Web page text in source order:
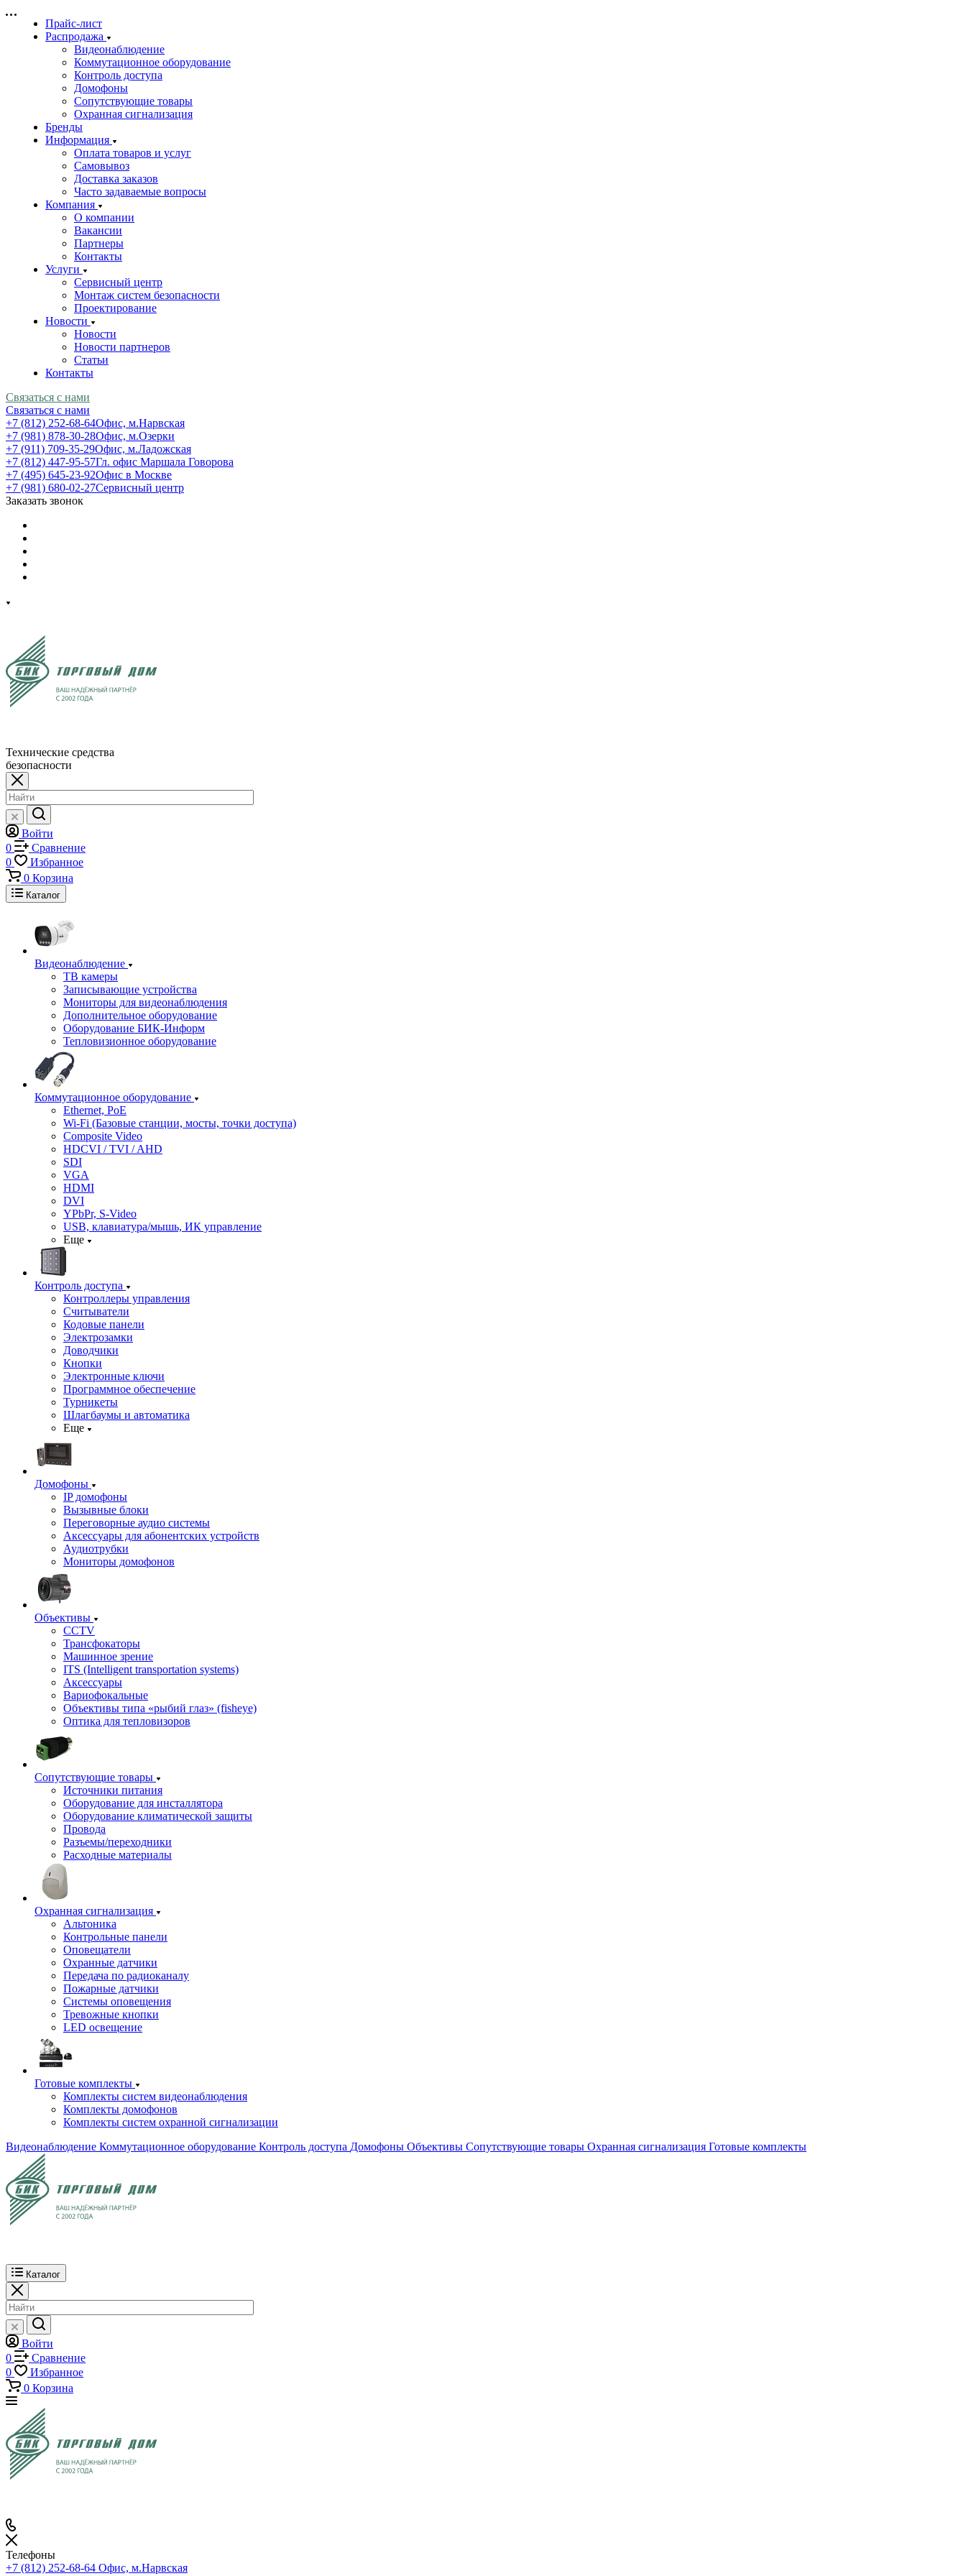
Прайс-лист
Распродажа
Видеонаблюдение
Коммутационное оборудование
Контроль доступа
Домофоны
Сопутствующие товары
Охранная сигнализация
Бренды
Информация
Оплата товаров и услуг
Самовывоз
Доставка заказов
Часто задаваемые вопросы
Компания
О компании
Вакансии
Партнеры
Контакты
Услуги
Сервисный центр
Монтаж систем безопасности
Проектирование
Новости
Новости
Новости партнеров
Статьи
Контакты
Связаться с нами
Связаться с нами
+7 (812) 252-68-64Офис, м.Нарвская
+7 (981) 878-30-28Офис, м.Озерки
+7 (911) 709-35-29Офис, м.Ладожская
+7 (812) 447-95-57Гл. офис Маршала Говорова
+7 (495) 645-23-92Офис в Москве
+7 (981) 680-02-27Сервисный центр
Заказать звонок
Технические средства
безопасности
Войти
0
Сравнение
0
Избранное
0 Корзина
Каталог
Видеонаблюдение
ТВ камеры
Записывающие устройства
Мониторы для видеонаблюдения
Дополнительное оборудование
Оборудование БИК-Информ
Тепловизионное оборудование
Коммутационное оборудование
Ethernet, PoE
Wi-Fi (Базовые станции, мосты, точки доступа)
Composite Video
HDCVI / TVI / AHD
SDI
VGA
HDMI
DVI
YPbPr, S-Video
USB, клавиатура/мышь, ИК управление
Еще
Контроль доступа
Контроллеры управления
Считыватели
Кодовые панели
Электрозамки
Доводчики
Кнопки
Электронные ключи
Программное обеспечение
Турникеты
Шлагбаумы и автоматика
Еще
Домофоны
IP домофоны
Вызывные блоки
Переговорные аудио системы
Аксессуары для абонентских устройств
Аудиотрубки
Мониторы домофонов
Объективы
CCTV
Трансфокаторы
Машинное зрение
ITS (Intelligent transportation systems)
Аксессуары
Вариофокальные
Объективы типа «рыбий глаз» (fisheye)
Оптика для тепловизоров
Сопутствующие товары
Источники питания
Оборудование для инсталлятора
Оборудование климатической защиты
Провода
Разъемы/переходники
Расходные материалы
Охранная сигнализация
Альтоника
Контрольные панели
Оповещатели
Охранные датчики
Передача по радиоканалу
Пожарные датчики
Системы оповещения
Тревожные кнопки
LED освещение
Готовые комплекты
Комплекты систем видеонаблюдения
Комплекты домофонов
Комплекты систем охранной сигнализации
Видеонаблюдение Коммутационное оборудование Контроль доступа Домофоны Объективы Сопутствующие товары Охранная сигнализация Готовые комплекты
Каталог
Войти
0
Сравнение
0
Избранное
0 Корзина
Телефоны
+7 (812) 252-68-64 Офис, м.Нарвская